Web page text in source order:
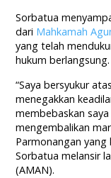
Sorbatua
dari Mahkamah
yang telah
hukum berlangsung.
“Saya bersyukur
menegakkan
membebaskan
mengembalikan
Parmonangan yang
Sorbatua melansir
(AMAN).